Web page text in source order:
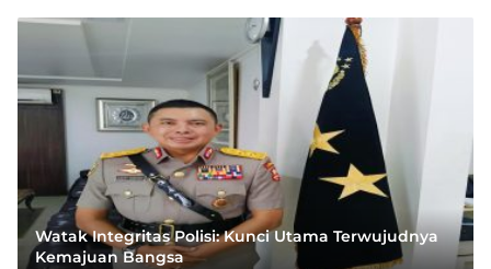
Watak Integritas Polisi: Kunci Utama Terwujudnya
Kemajuan Bangsa